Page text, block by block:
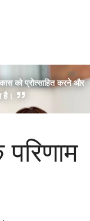
को प्रोत्साहित करने और
है।